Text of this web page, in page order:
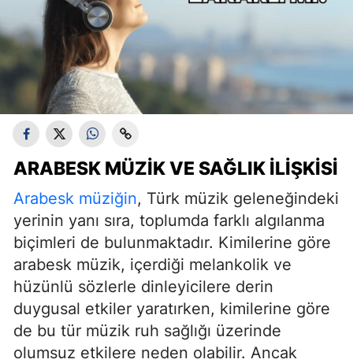
ARABESK MÜZIK VE SAĞLIK İLIŞKISI
Arabesk müziğin, Türk müzik geleneğindeki
yerinin yanı sıra, toplumda farklı algılanma
biçimleri de bulunmaktadır. Kimilerine göre
arabesk müzik, içerdiği melankolik ve
hüzünlü sözlerle dinleyicilere derin
duygusal etkiler yaratırken, kimilerine göre
de bu tür müzik ruh sağlığı üzerinde
olumsuz etkilere neden olabilir. Ancak